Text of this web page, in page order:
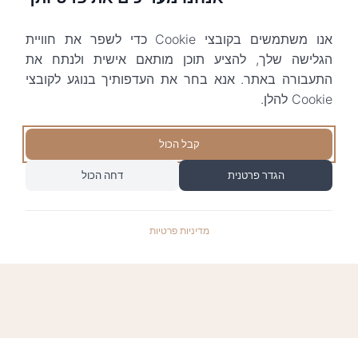
אנו משתמשים בקובצי Cookie כדי לשפר את חוויית
הגלישה שלך, להציע תוכן מותאם אישית ולנתח את
התעבורה באתר. אנא בחר את העדפותיך בנוגע לקובצי
Cookie להלן.
קבל הכול
הגדר פרטנית דחה הכול
מדיניות פרטיות